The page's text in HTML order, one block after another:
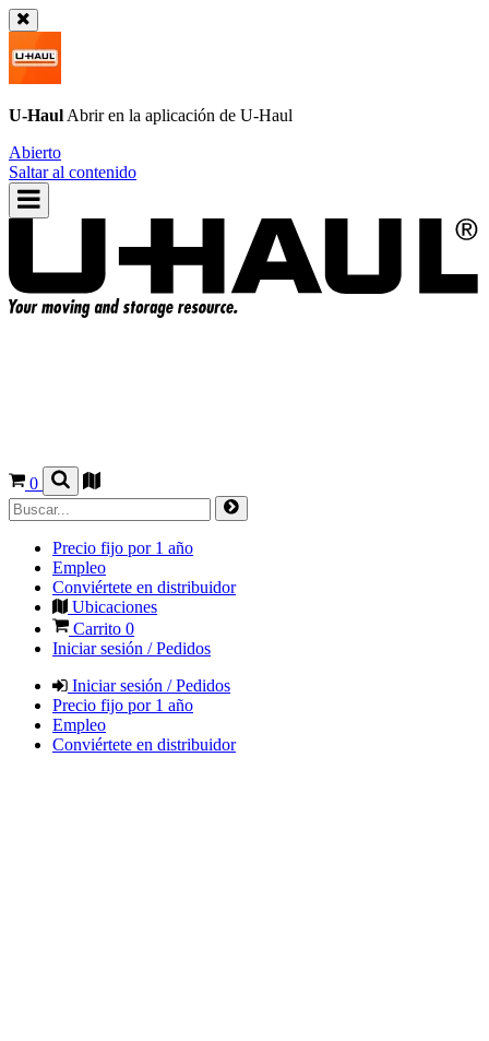
U-Haul Abrir en la aplicación de U-Haul
Abierto
Saltar al contenido
0
Precio fijo por 1 año
Empleo
Conviértete en distribuidor
Ubicaciones
Carrito 0
Iniciar sesión / Pedidos
Iniciar sesión / Pedidos
Precio fijo por 1 año
Empleo
Conviértete en distribuidor